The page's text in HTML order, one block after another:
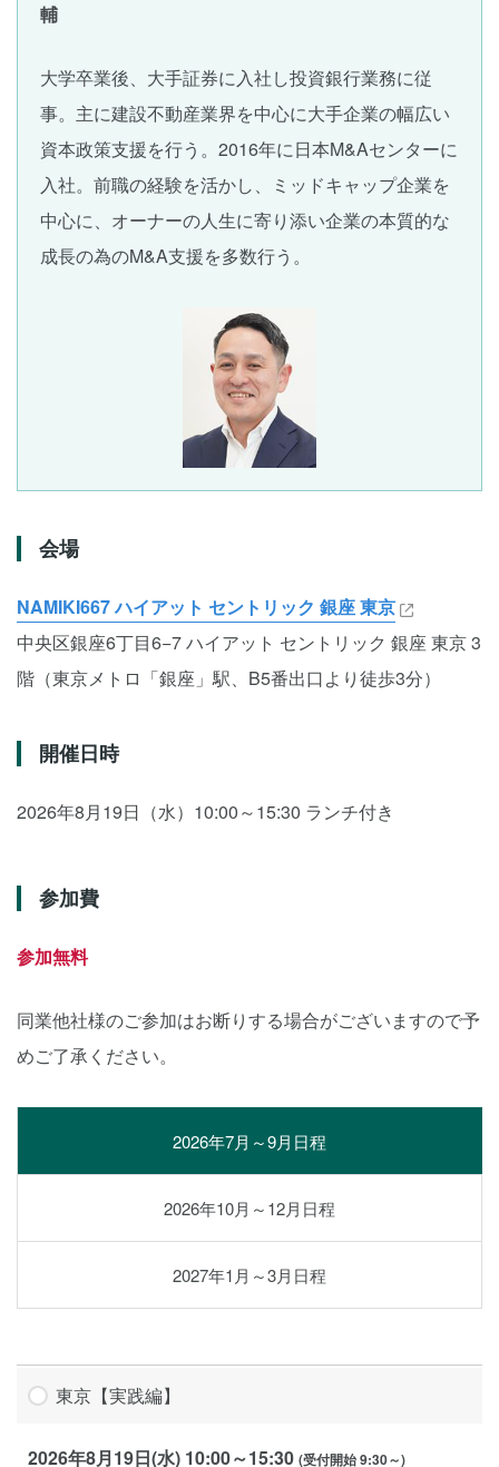
輔
大学卒業後、大手証券に入社し投資銀行業務に従
事。主に建設不動産業界を中心に大手企業の幅広い
資本政策支援を行う。2016年に日本M&Aセンターに
入社。前職の経験を活かし、ミッドキャップ企業を
中心に、オーナーの人生に寄り添い企業の本質的な
成長の為のM&A支援を多数行う。
会場
NAMIKI667 ハイアット セントリック 銀座 東京
中央区銀座6丁目6−7 ハイアット セントリック 銀座 東京 3
階（東京メトロ「銀座」駅、B5番出口より徒歩3分）
開催日時
2026年8月19日（水）10:00～15:30 ランチ付き
参加費
参加無料
同業他社様のご参加はお断りする場合がございますので予
めご了承ください。
2026年7月～9月日程
2026年10月～12月日程
2027年1月～3月日程
東京【実践編】
2026年8月19日(水) 10:00～15:30 (受付開始 9:30～)